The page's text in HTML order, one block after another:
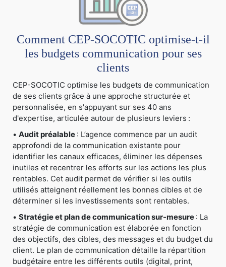
Comment CEP-SOCOTIC optimise-t-il
les budgets communication pour ses
clients
CEP-SOCOTIC optimise les budgets de communication
de ses clients grâce à une approche structurée et
personnalisée, en s'appuyant sur ses 40 ans
d'expertise, articulée autour de plusieurs leviers :
• Audit préalable : L’agence commence par un audit
approfondi de la communication existante pour
identifier les canaux efficaces, éliminer les dépenses
inutiles et recentrer les efforts sur les actions les plus
rentables. Cet audit permet de vérifier si les outils
utilisés atteignent réellement les bonnes cibles et de
déterminer si les investissements sont rentables.
• Stratégie et plan de communication sur-mesure : La
stratégie de communication est élaborée en fonction
des objectifs, des cibles, des messages et du budget du
client. Le plan de communication détaille la répartition
budgétaire entre les différents outils (digital, print,